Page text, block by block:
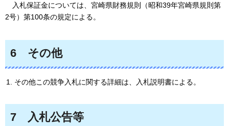
入札保証金については、 宮崎県財務規則（昭和39年宮崎県規則第
2号）第100条の規定による。
6 その他
その他この競争入札に関する詳細は、入札説明書による。
7 入札公告等